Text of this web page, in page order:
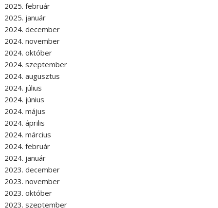
2025. február
2025. január
2024. december
2024. november
2024. október
2024. szeptember
2024. augusztus
2024. július
2024. június
2024. május
2024. április
2024. március
2024. február
2024. január
2023. december
2023. november
2023. október
2023. szeptember